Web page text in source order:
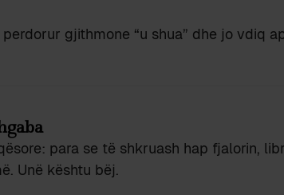
gjithmone “u shua” dhe jo vdiq
para se të shkruash hap fjalorin,
Unë kështu bëj.